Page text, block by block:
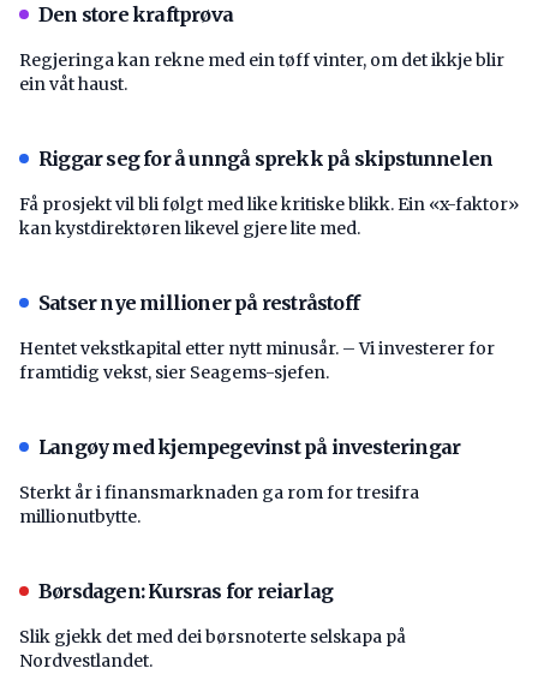
Den store kraftprøva
Regjeringa kan rekne med ein tøff vinter, om det ikkje blir
ein våt haust.
Riggar seg for å unngå sprekk på skipstunnelen
Få prosjekt vil bli følgt med like kritiske blikk. Ein «x-faktor»
kan kystdirektøren likevel gjere lite med.
Satser nye millioner på restråstoff
Hentet vekstkapital etter nytt minusår. – Vi investerer for
framtidig vekst, sier Seagems-sjefen.
Langøy med kjempegevinst på investeringar
Sterkt år i finansmarknaden ga rom for tresifra
millionutbytte.
Børsdagen: Kursras for reiarlag
Slik gjekk det med dei børsnoterte selskapa på
Nordvestlandet.